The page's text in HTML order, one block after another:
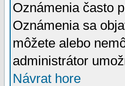
Oznámenia často
Oznámenia sa
môžete alebo
administrátor
Návrat hore